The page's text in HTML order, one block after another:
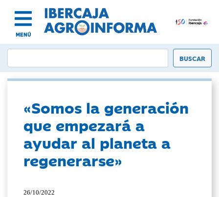
MENÚ
«Somos la generación
que empezará a
ayudar al planeta a
regenerarse»
26/10/2022